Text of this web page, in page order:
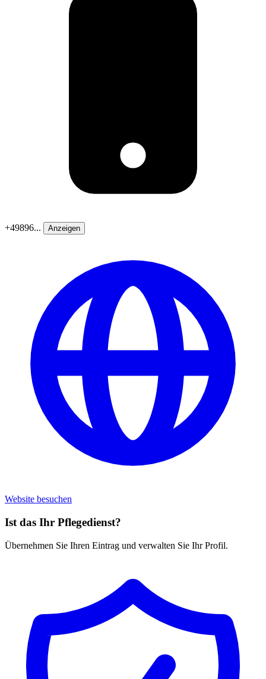
+49896... Anzeigen
Website besuchen
Ist das Ihr Pflegedienst?
Übernehmen Sie Ihren Eintrag und verwalten Sie Ihr Profil.